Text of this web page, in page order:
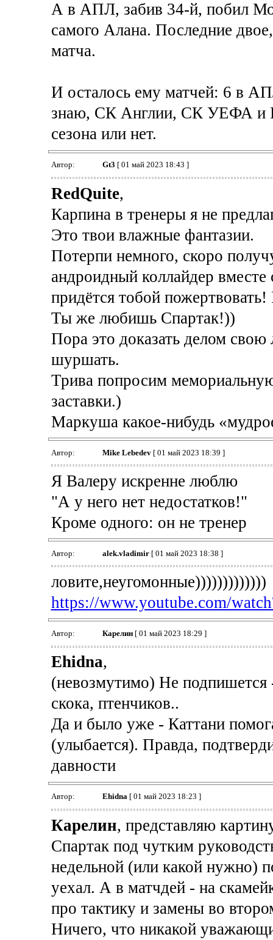
А в АПЛ, забив 34-й, побил
самого Алана. Последние
матча.
И осталось ему матчей: 6 в
знаю, СК Англии, СК УЕФА и
сезона или нет.
Автор: Gt3 [ 01 май 2023 18:43 ]
RedQuite,
Карпина в тренеры я не
Это твои влажные фантазии.
Потерпи немного, скоро
андроидный коллайдер
придётся тобой
Ты же любишь Спартак!))
Пора это доказать делом
шуршать.
Трива попросим
заставки.)
Маркуша какое-нибудь
Автор: Mike Lebedev[ 01 май 2023 18:39 ]
Я Валеру искренне люблю
"А у него нет недостатков!"
Кроме одного: он не тренер
Автор: alek.vladimir[ 01 май 2023 18:38 ]
ловите,неугомонные)))))))))))))
https://www.youtube.com/
Автор: Карелин[ 01 май 2023 18:29 ]
Ehidna,
(невозмутимо) Не
скока, птенчиков..
Да и было уже - Каттани
(улыбается). Правда,
давности
Автор: Ehidna[ 01 май 2023 18:23 ]
Карелин, представляю
Спартак под чутким
недельной (или какой нужно)
уехал. А в матчдей - на
про тактику и замены во
Ничего, что никакой